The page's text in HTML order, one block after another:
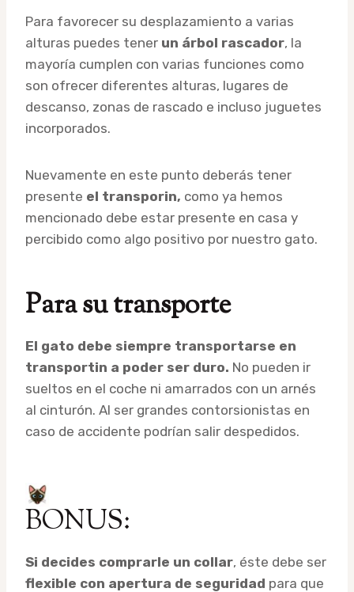
Para favorecer su desplazamiento a varias
alturas puedes tener un árbol rascador, la
mayoría cumplen con varias funciones como
son ofrecer diferentes alturas, lugares de
descanso, zonas de rascado e incluso juguetes
incorporados.
Nuevamente en este punto deberás tener
presente el transporin, como ya hemos
mencionado debe estar presente en casa y
percibido como algo positivo por nuestro gato.
Para su transporte
El gato debe siempre transportarse en
transportin a poder ser duro. No pueden ir
sueltos en el coche ni amarrados con un arnés
al cinturón. Al ser grandes contorsionistas en
caso de accidente podrían salir despedidos.
BONUS:
Si decides comprarle un collar, éste debe ser
flexible con apertura de seguridad para que